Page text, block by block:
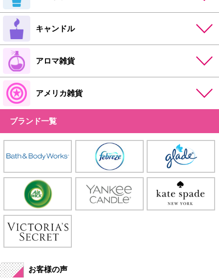
キャンドル
アロマ雑貨
アメリカ雑貨
ブランド一覧
お客様の声